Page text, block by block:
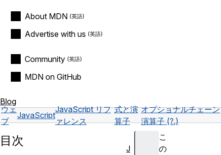
About MDN
Advertise with us
Community
MDN on GitHub
Blog
ウェ
ブ
JavaScript
JavaScript リフ
ァレンス
式と演
算子
オプショナルチェーン
演算子 (?.)
こ
の
目次
J